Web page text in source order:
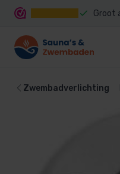
Groot
Zwembadverlichting